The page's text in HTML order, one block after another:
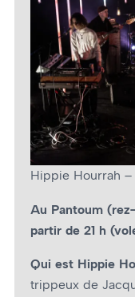
Hippie Hourrah
Au Pantoum
partir de 21 h
Qui est Hippie
trippeux de